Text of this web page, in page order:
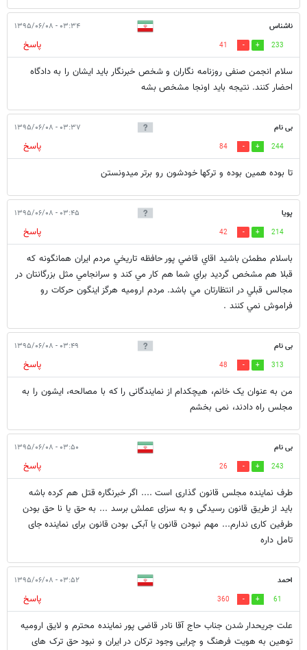
ناشناس ۰۳:۳۴ - ۱۳۹۵/۰۶/۰۸
233
41
پاسخ
سلام انجمن صنفی روزنامه نگاران و شخص خبرنگار باید ایشان را به دادگاه
احضار کنند. نتیجه باید اونجا مشخص بشه
بی نام ۰۳:۳۷ - ۱۳۹۵/۰۶/۰۸
244
84
پاسخ
تا بوده همین بوده و ترکها خودشون رو برتر میدونستن
پويا ۰۳:۴۵ - ۱۳۹۵/۰۶/۰۸
214
42
پاسخ
باسلام مطمئن باشيد اقاي قاضي پور حافظه تاريخي مردم ايران همانگونه كه
قبلا هم مشخص گرديد براي شما هم كار مي كند و سرانجامي مثل بزرگانتان در
مجالس قبلي در انتظارتان مي باشد. مردم اروميه هرگز اينگون حركات رو
فراموش نمي كنند .
بی نام ۰۳:۴۹ - ۱۳۹۵/۰۶/۰۸
313
48
پاسخ
من به عنوان یک خانم، هیچکدام از نمایندگانی را که با مصالحه، ایشون را به
مجلس راه دادند، نمی بخشم
بی نام ۰۳:۵۰ - ۱۳۹۵/۰۶/۰۸
243
26
پاسخ
طرف نماینده مجلس قانون گذاری است .... اگر خبرنگاره قتل هم کرده باشه
باید از طریق قانون رسیدگی و به سزای عملش برسد ... به حق یا نا حق بودن
طرفین کاری ندارم... مهم نبودن قانون یا آبکی بودن قانون برای نماینده جای
تامل داره
احمد ۰۳:۵۲ - ۱۳۹۵/۰۶/۰۸
61
360
پاسخ
علت جریحدار شدن جناب حاج آقا نادر قاضی پور نماینده محترم و لایق ارومیه
توهین به هویت فرهنگ و چرایی وجود ترکان در ایران و نبود حق ترک های